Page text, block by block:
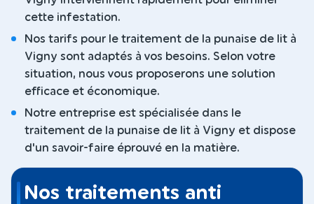
cette infestation.
Nos tarifs pour le traitement de la punaise de lit à
Vigny sont adaptés à vos besoins. Selon votre
situation, nous vous proposerons une solution
efficace et économique.
Notre entreprise est spécialisée dans le
traitement de la punaise de lit à Vigny et dispose
d'un savoir-faire éprouvé en la matière.
Nos traitements anti